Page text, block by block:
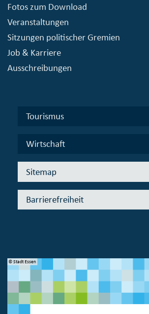
Fotos zum Download
Veranstaltungen
Sitzungen politischer Gremien
Job & Karriere
Ausschreibungen
Tourismus
Wirtschaft
Sitemap
Barrierefreiheit
© Stadt Essen